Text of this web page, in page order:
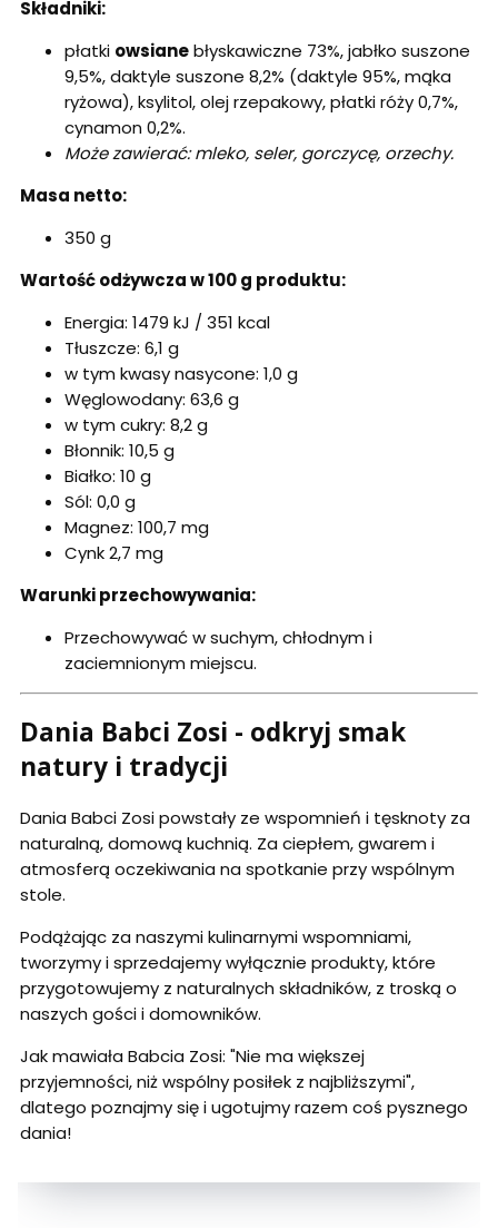
Składniki:
płatki owsianebłyskawiczne 73%, jabłko suszone
9,5%, daktyle suszone 8,2% (daktyle 95%, mąka
ryżowa), ksylitol, olej rzepakowy, płatki róży 0,7%,
cynamon 0,2%.
Może zawierać: mleko, seler, gorczycę, orzechy.
Masa netto:
350 g
Wartość odżywcza w 100 g produktu:
Energia: 1479 kJ / 351 kcal
Tłuszcze: 6,1 g
w tym kwasy nasycone: 1,0 g
Węglowodany: 63,6 g
w tym cukry: 8,2 g
Błonnik: 10,5 g
Białko: 10 g
Sól: 0,0 g
Magnez: 100,7 mg
Cynk 2,7 mg
Warunki przechowywania:
Przechowywać w suchym, chłodnym i
zaciemnionym miejscu.
Dania Babci Zosi - odkryj smak
natury i tradycji
Dania Babci Zosi powstały ze wspomnień i tęsknoty za
naturalną, domową kuchnią. Za ciepłem, gwarem i
atmosferą oczekiwania na spotkanie przy wspólnym
stole.
Podążając za naszymi kulinarnymi wspomniami,
tworzymy i sprzedajemy wyłącznie produkty, które
przygotowujemy z naturalnych składników, z troską o
naszych gości i domowników.
Jak mawiała Babcia Zosi: "Nie ma większej
przyjemności, niż wspólny posiłek z najbliższymi",
dlatego poznajmy się i ugotujmy razem coś pysznego
dania!